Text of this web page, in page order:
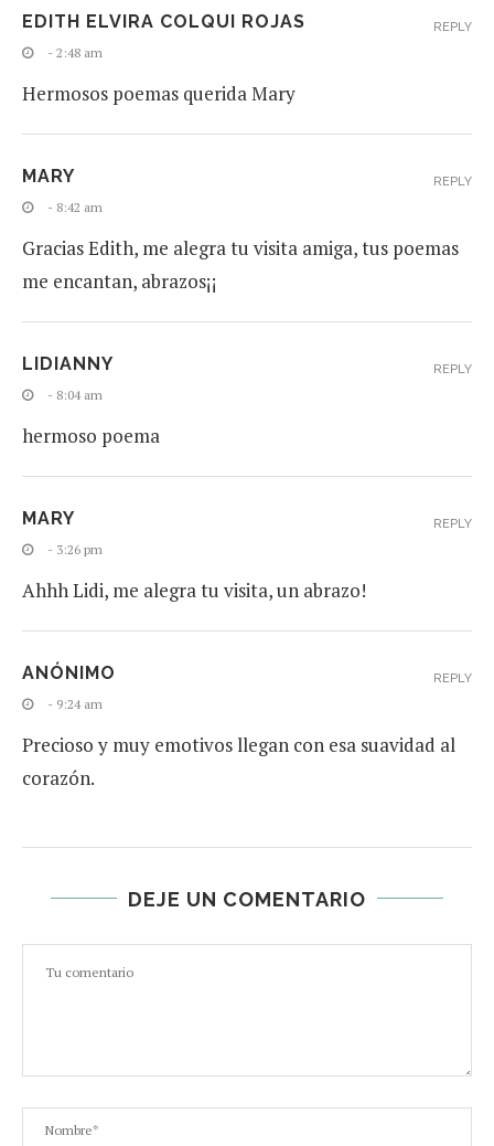
EDITH ELVIRA COLQUI ROJAS
- 2:48 am
Hermosos poemas querida Mary
REPLY
MARY
- 8:42 am
Gracias Edith, me alegra tu visita amiga, tus poemas
me encantan, abrazos¡¡
REPLY
LIDIANNY
- 8:04 am
hermoso poema
REPLY
MARY
- 3:26 pm
Ahhh Lidi, me alegra tu visita, un abrazo!
REPLY
ANÓNIMO
- 9:24 am
Precioso y muy emotivos llegan con esa suavidad al
corazón.
REPLY
DEJE UN COMENTARIO